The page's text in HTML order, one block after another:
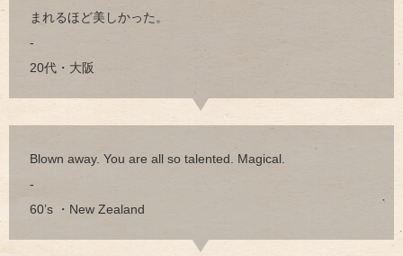
まれるほど美しかった。
-
20代・大阪
Blown away. You are all so talented. Magical.
-
60’s ・New Zealand